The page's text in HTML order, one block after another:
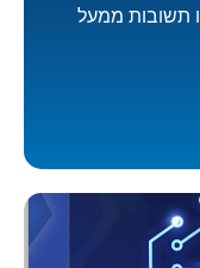
תשובות ממעל